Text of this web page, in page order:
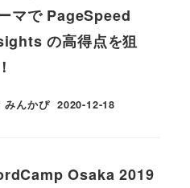
マで PageSpeed
の高得点を狙
みんかぴ 2020-12-18
Osaka 2019